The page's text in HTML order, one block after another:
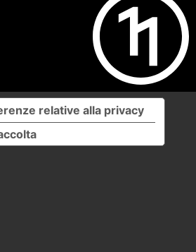
relative alla privacy